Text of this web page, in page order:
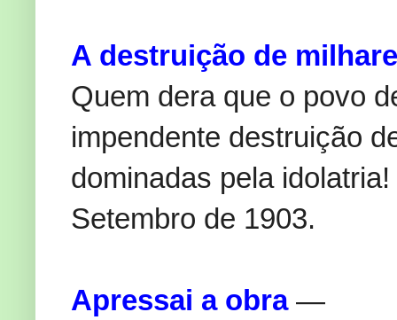
A destruição de
Quem dera que o povo
impendente destruição
dominadas pela
Setembro de 1903.
Apressai a obra —